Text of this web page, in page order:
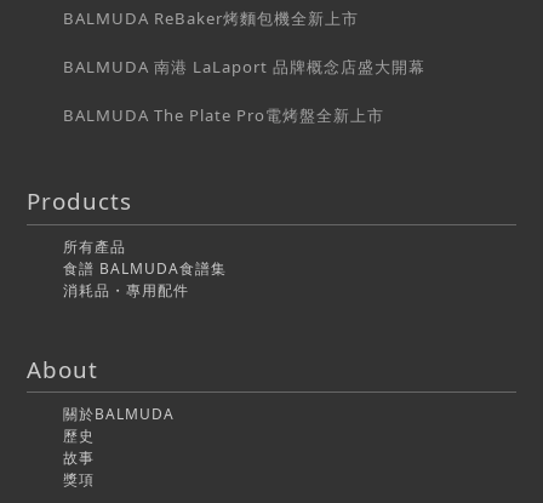
BALMUDA ReBaker烤麵包機全新上市
BALMUDA 南港 LaLaport 品牌概念店盛大開幕
BALMUDA The Plate Pro電烤盤全新上市
Products
所有產品
食譜 BALMUDA食譜集
消耗品・專用配件
About
關於BALMUDA
歷史
故事
獎項